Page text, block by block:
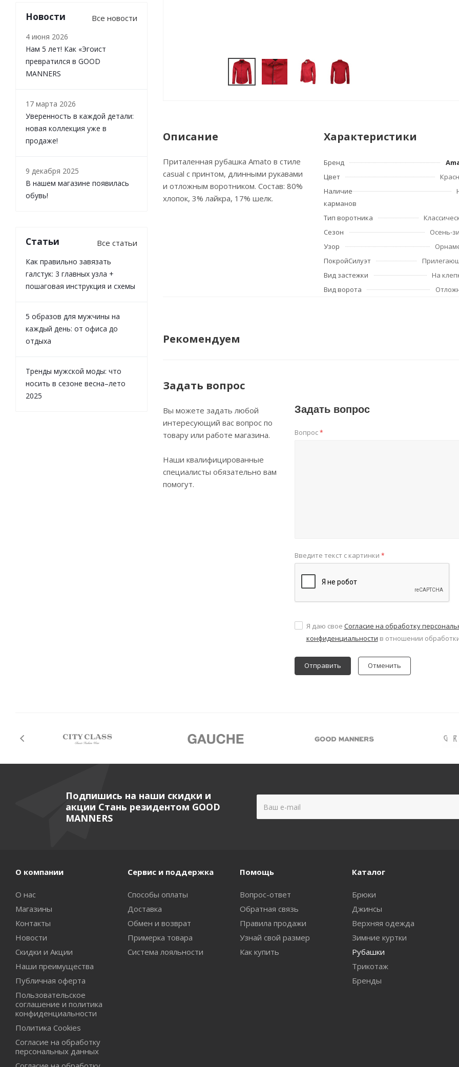
Описание
Приталенная рубашка Amato в стиле
casual с принтом, длинными рукавами
и отложным воротником. Состав: 80%
хлопок, 3% лайкра, 17% шелк.
Характеристики
Бренд
Цвет
Наличие
карманов
Тип воротника
Сезон
Осень-
Узор
ПокройСилуэт
Вид застежки
На
Вид ворота
Рекомендуем
Задать вопрос
Вы можете задать любой
интересующий вас вопрос по
товару или работе магазина.
Наши квалифицированные
специалисты обязательно вам
помогут.
Задать вопрос
Вопрос*
Введите текст с картинки *
Я даю свое Согласие на обработку
конфиденциальности в отношении
Отменить
Новости Все новости
4 июня 2026
Нам 5 лет! Как «Эгоист
превратился в GOOD
MANNERS
17 марта 2026
Уверенность в каждой детали:
новая коллекция уже в
продаже!
9 декабря 2025
В нашем магазине появилась
обувь!
Статьи Все статьи
Как правильно завязать
галстук: 3 главных узла +
пошаговая инструкция и схемы
5 образов для мужчины на
каждый день: от офиса до
отдыха
Тренды мужской моды: что
носить в сезоне весна–лето
2025
Подпишись на наши скидки и
акции Стань резидентом GOOD
MANNERS
О компании
О нас
Магазины
Контакты
Новости
Скидки и Акции
Наши преимущества
Публичная оферта
Пользовательское
соглашение и политика
конфиденциальности
Политика Cookies
Согласие на обработку
персональных данных
Сервис и поддержка
Способы оплаты
Доставка
Обмен и возврат
Примерка товара
Система лояльности
Помощь
Вопрос-ответ
Обратная связь
Правила продажи
Узнай свой размер
Как купить
Каталог
Брюки
Джинсы
Верхняя одежда
Зимние куртки
Рубашки
Трикотаж
Бренды